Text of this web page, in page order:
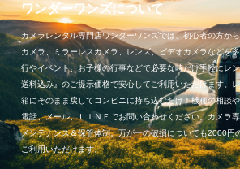
ワンダーワンズについて
カメラレンタル専門店ワンダーワンズでは、初心者の方か
カメラ、ミラーレスカメラ、レンズ、ビデオカメラなどを
行やイベント、お子様の行事などで必要な時だけ手軽にレ
送料込み』のご提示価格で安心してご利用いただけます。
箱にそのまま戻してコンビニに持ち込むだけ！機種の相談
電話、メール、ＬＩＮＥでお問い合わせください。カメラ
メンテナンス＆保管体制。万が一の破損についても2000円
ご利用いただけます。